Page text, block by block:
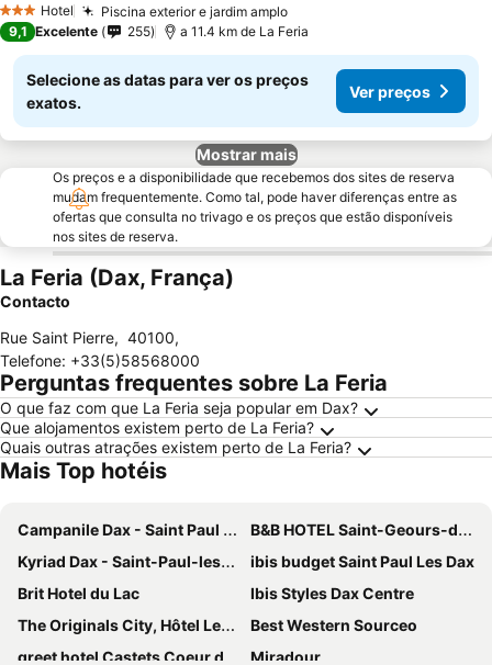
3 EstrelasHotel Piscina exterior e jardim amplo
9,1 Excelente 255 a 11.4 km de La Feria
Selecione as datas para ver os preços
exatos.
Ver preços
Mostrar mais
Os preços e a disponibilidade que recebemos dos sites de reserva
mudam frequentemente. Como tal, pode haver diferenças entre as
ofertas que consulta no trivago e os preços que estão disponíveis
nos sites de reserva.
La Feria (Dax, França)
Contacto
Rue Saint Pierre, 40100,
Telefone: +33(5)58568000
Perguntas frequentes sobre La Feria
O que faz com que La Feria seja popular em Dax?
Que alojamentos existem perto de La Feria?
Quais outras atrações existem perto de La Feria?
Mais Top hotéis
Campanile Dax - Saint Paul Lès Dax
B&B HOTEL Saint-Geours-de-Maremne Hossegor
Kyriad Dax - Saint-Paul-les-Dax
ibis budget Saint Paul Les Dax
Brit Hotel du Lac
Ibis Styles Dax Centre
The Originals City, Hôtel Les Bruyères, Dax Nord
Best Western Sourceo
greet hotel Castets Coeur des Landes
Miradour